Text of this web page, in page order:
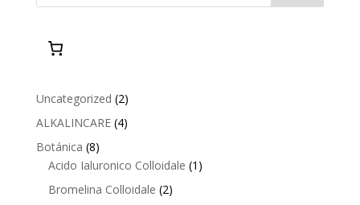
Uncategorized 22
products
ALKALINCARE 44
Botánica 88
products
Acido Ialuronico Colloidale 1 1
Bromelina Colloidale 22